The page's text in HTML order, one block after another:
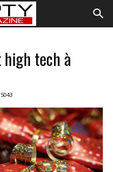
high tech à
5043